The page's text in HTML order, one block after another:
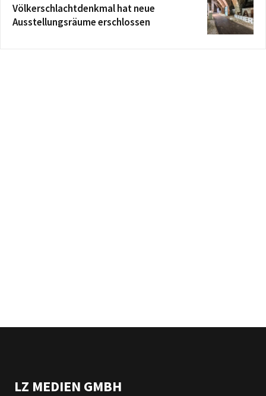
Völkerschlachtdenkmal hat neue
Ausstellungsräume erschlossen
LZ MEDIEN GMBH